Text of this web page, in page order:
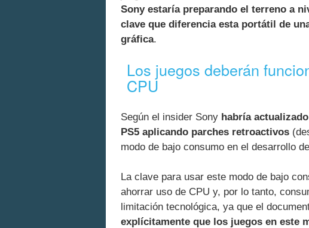
Sony estaría preparando el terreno a
clave que diferencia esta portátil de
gráfica.
Los juegos deberán
CPU
Según el insider Sony habría
PS5 aplicando parches retroactivos
modo de bajo consumo en el desarrollo
La clave para usar este modo de bajo
ahorrar uso de CPU y, por lo tanto,
limitación tecnológica, ya que el
explícitamente que los juegos en este